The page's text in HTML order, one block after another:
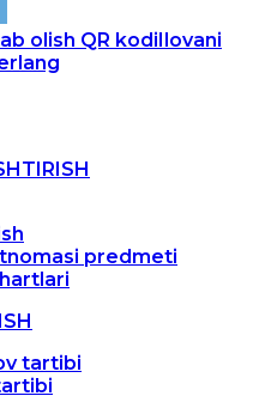
Ilovani
predmeti
tartibi